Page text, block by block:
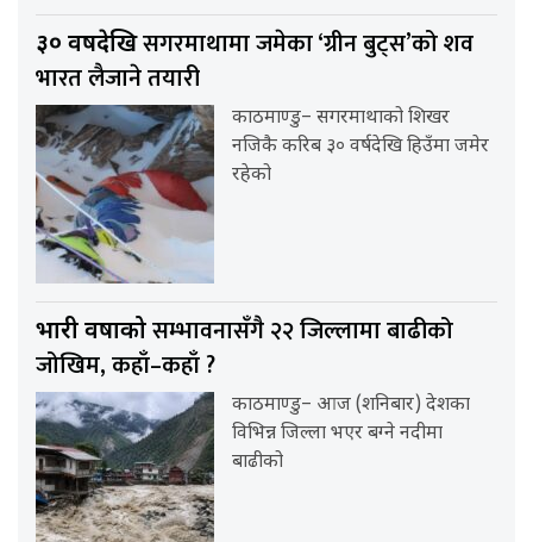
३० वर्षदेखिसगरमाथामा जमेका ‘ग्रीन बुट्स’को शव
भारत लैजाने तयारी
काठमाण्डु– सगरमाथाको शिखर
नजिकै करिब ३० वर्षदेखि हिउँमा जमेर
रहेको
भारी वर्षाकोसम्भावनासँगै २२ जिल्लामा बाढीको
जोखिम, कहाँ–कहाँ ?
काठमाण्डु– आज (शनिबार) देशका
विभिन्न जिल्ला भएर बग्ने नदीमा
बाढीको